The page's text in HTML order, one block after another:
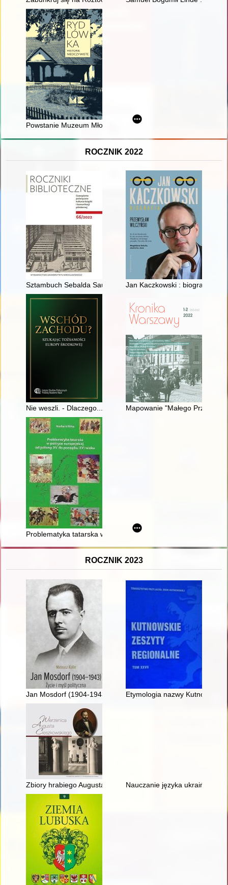
Powstanie Muzeum Młodej Polski
ROCZNIK 2022
Sztambuch Sebalda Sauermanna : przyczynek do kultury
Jan Kaczkowski : biografia
Nie weszli. - Dlaczego... : "Mniejsze zło" zamiast
Mapowanie "Małego
Problematyka tatarska w polityce europejskiej od połowy XV
ROCZNIK 2023
Jan Mosdorf (1904-1943) : życie i myśl polityczna
Etymologia nazwy Kutno i
Zbiory hrabiego Augusta Cieszkowskiego - rzeźby i obrazy
Nauczanie języka